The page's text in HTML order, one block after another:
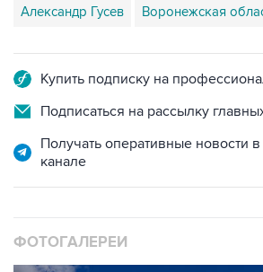
Александр Гусев Воронежская
Купить подписку на
Подписаться на рассылку
Получать оперативные новости
канале
ФОТОГАЛЕРЕИ